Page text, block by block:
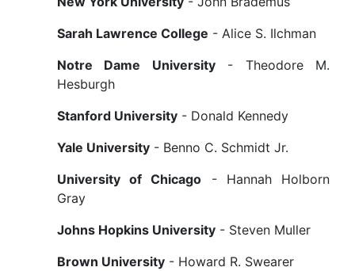
Sarah Lawrence College - Alice S. Ilchman
Notre Dame University- Theodore M.
Hesburgh
Stanford University - Donald Kennedy
Yale University - Benno C. Schmidt Jr.
University of Chicago - Hannah Holborn
Gray
Johns Hopkins University - Steven Muller
Brown University - Howard R. Swearer